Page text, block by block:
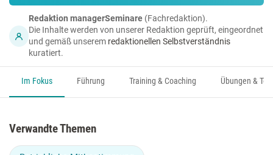
Redaktion managerSeminare (Fachredaktion).
Die Inhalte werden von unserer Redaktion geprüft, eingeordnet
und gemäß unserem redaktionellen Selbstverständnis
kuratiert.
Im Fokus Führung Training & Coaching Übungen &
Verwandte Themen